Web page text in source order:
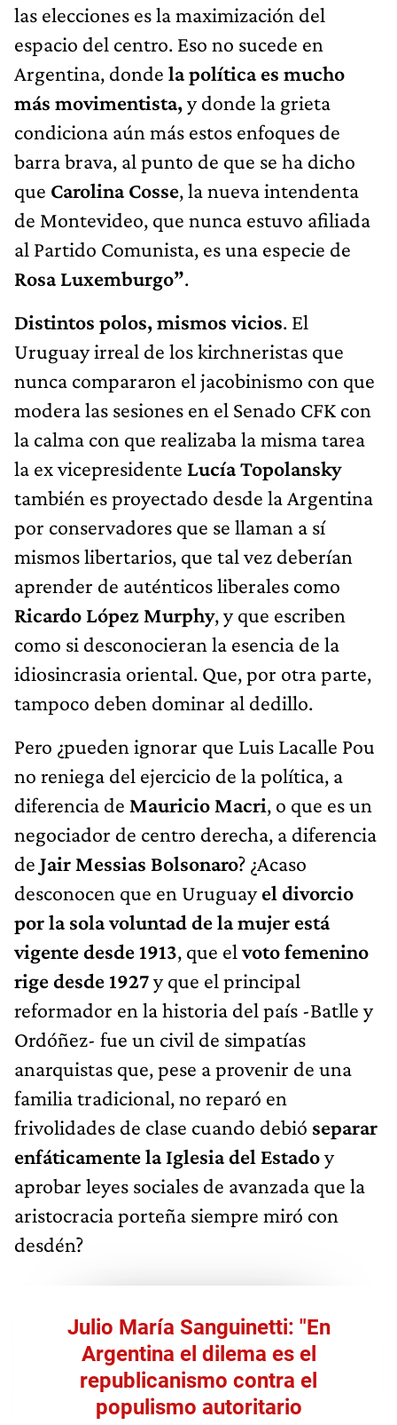
las elecciones es la maximización del
espacio del centro. Eso no sucede en
Argentina, donde la política es mucho
más movimentista,y donde la grieta
condiciona aún más estos enfoques de
barra brava, al punto de que se ha dicho
que Carolina Cosse, la nueva intendenta
de Montevideo, que nunca estuvo afiliada
al Partido Comunista, es una especie de
Rosa Luxemburgo”.
Distintos polos, mismos vicios. El
Uruguay irreal de los kirchneristas que
nunca compararon el jacobinismo con que
modera las sesiones en el Senado CFK con
la calma con que realizaba la misma tarea
la ex vicepresidente Lucía Topolansky
también es proyectado desde la Argentina
por conservadores que se llaman a sí
mismos libertarios, que tal vez deberían
aprender de auténticos liberales como
Ricardo López Murphy, y que escriben
como si desconocieran la esencia de la
idiosincrasia oriental. Que, por otra parte,
tampoco deben dominar al dedillo.
Pero ¿pueden ignorar que Luis Lacalle Pou
no reniega del ejercicio de la política, a
diferencia de Mauricio Macri, o que es un
negociador de centro derecha, a diferencia
de Jair Messias Bolsonaro? ¿Acaso
desconocen que en Uruguayel divorcio
por la sola voluntad de la mujer está
vigente desde 1913, que elvoto femenino
rige desde 1927y que el principal
reformador en la historia del país -Batlle y
Ordóñez- fue un civil de simpatías
anarquistas que, pese a provenir de una
familia tradicional, no reparó en
frivolidades de clase cuando debió separar
enfáticamente la Iglesia del Estadoy
aprobar leyes sociales de avanzada que la
aristocracia porteña siempre miró con
desdén?
Julio María Sanguinetti: "En
Argentina el dilema es el
republicanismo contra el
populismo autoritario